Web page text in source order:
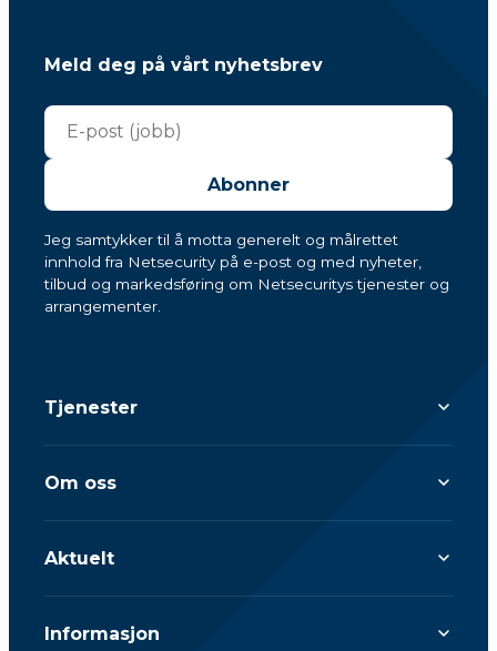
Meld deg på vårt nyhetsbrev
Abonner
Jeg samtykker til å motta generelt og målrettet
innhold fra Netsecurity på e-post og med nyheter,
tilbud og markedsføring om Netsecuritys tjenester og
arrangementer.
Tjenester
Om oss
Aktuelt
Informasjon